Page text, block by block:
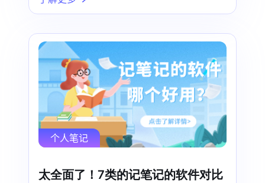
个人笔记
太全面了！7类的记笔记的软件对比